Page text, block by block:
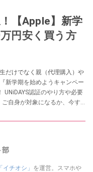
【Apple】新学
円安く買う方
だけでなく親（代理購入）や
新学期を始めようキャンペー
UNiDAYS認証のやり方や必要
自身が対象になるか、今す
部
チオシ」 を運営。スマホや